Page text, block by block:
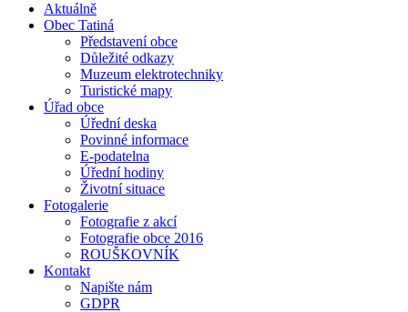
Aktuálně
Obec Tatiná
Představení obce
Důležité odkazy
Muzeum elektrotechniky
Turistické mapy
Úřad obce
Úřední deska
Povinné informace
E-podatelna
Úřední hodiny
Životní situace
Fotogalerie
Fotografie z akcí
Fotografie obce 2016
ROUŠKOVNÍK
Kontakt
Napište nám
GDPR